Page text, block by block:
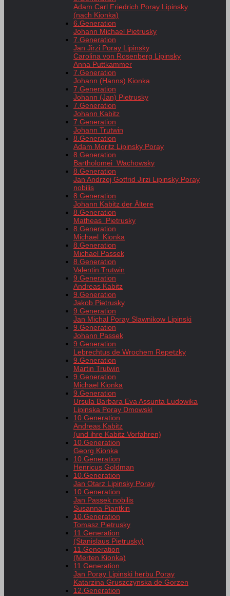
Adam Carl Friedrich Poray Lipinsky
(nach Kionka)
6.Generation
Johann Michael Pietrusky
7.Generation
Jan Jirzi Poray Lipinsky
Carolina von Rosenberg Lipinsky
Anna Puttkammer
7.Generation
Johann (Hanns) Kionka
7.Generation
Johann (Jan) Pietrusky
7.Generation
Johann Kabitz
7.Generation
Johann Trutwin
8.Generation
Adam Moritz Lipinsky Poray
8.Generation
Bartholomei Wachowsky
8.Generation
Jan Andrzej Gotfrid Jirzi Lipinsky Poray
nobilis
8.Generation
Johann Kabitz der Ältere
8.Generation
Matheas Pietrusky
8.Generation
Michael Kionka
8.Generation
Michael Passek
8.Generation
Valentin Trutwin
9.Generation
Andreas Kabitz
9.Generation
Jakob Pietrusky
9.Generation
Jan Michal Poray Slawnikow Lipinski
9.Generation
Johann Passek
9.Generation
Lebrechtus de Wrochem Repetzky
9.Generation
Martin Trutwin
9.Generation
Michael Kionka
9.Generation
Ursula Barbara Eva Assunta Ludowika
Lipinska Poray Dmowski
10.Generation
Andreas Kabitz
(und ihre Kabitz Vorfahren)
10.Generation
Georg Kionka
10.Generation
Henricus Goldman
10.Generation
Jan Otarz Lipinsky Poray
10.Generation
Jan Passek nobilis
Susanna Piantkin
10.Generation
Tomasz Pietrusky
11.Generation
(Stanislaus Pietrusky)
11.Generation
(Merten Kionka)
11.Generation
Jan Poray Lipinski herbu Poray
Katarzina Gruszczynska de Gorzen
12.Generation